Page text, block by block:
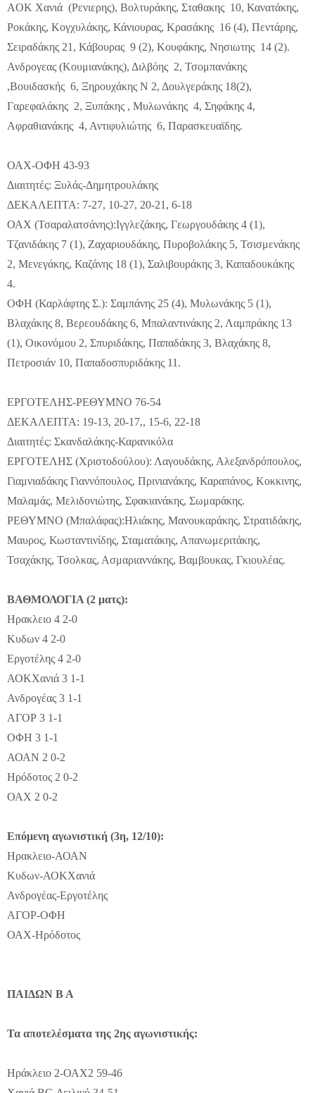
ΑOK Χανιά (Ρενιερης), Βολτυράκης, Σταθακης 10, Κανατάκης,
Ροκάκης, Κογχυλάκης, Κάνιουρας, Κρασάκης 16 (4), Πεντάρης,
Σειραδάκης 21, Κάβουρας 9 (2), Κουφάκης, Νησιωτης 14 (2).
Ανδρογεας (Κουμιανάκης), Διλβόης 2, Τσομπανάκης
,Βουιδασκής 6, Ξηρουχάκης Ν 2, Δουλγεράκης 18(2),
Γαρεφαλάκης 2, Ξυπάκης , Μυλωνάκης 4, Σηφάκης 4,
Αφραθιανάκης 4, Αντιφυλιώτης 6, Παρασκευαϊδης.
ΟΑΧ-ΟΦΗ 43-93
Διαιτητές: Ξυλάς-Δημητρουλάκης
ΔΕΚΑΛΕΠΤΑ: 7-27, 10-27, 20-21, 6-18
ΟΑΧ (Τσαραλατσάνης):Ιγγλεζάκης, Γεωργουδάκης 4 (1),
Τζανιδάκης 7 (1), Ζαχαριουδάκης, Πυροβολάκης 5, Τσισμενάκης
2, Μενεγάκης, Καζάνης 18 (1), Σαλιβουράκης 3, Καπαδουκάκης
4.
ΟΦΗ (Καρλάφτης Σ.): Σαμπάνης 25 (4), Μυλωνάκης 5 (1),
Βλαχάκης 8, Βερεουδάκης 6, Μπαλαντινάκης 2, Λαμπράκης 13
(1), Οικονόμου 2, Σπυριδάκης, Παπαδάκης 3, Βλαχάκης 8,
Πετροσιάν 10, Παπαδοσπυριδάκης 11.
ΕΡΓΟΤΕΛΗΣ-ΡΕΘΥΜΝΟ 76-54
ΔΕΚΑΛΕΠΤΑ: 19-13, 20-17,, 15-6, 22-18
Διαιτητές: Σκανδαλάκης-Καρανικόλα
ΕΡΓΟΤΕΛΗΣ (Χριστοδούλου): Λαγουδάκης, Αλεξανδρόπουλος,
Γιαμνιαδάκης Γιαννόπουλος, Πρινιανάκης, Καραπάνος, Κοκκινης,
Μαλαμάς, Μελιδονιώτης, Σφακιανάκης, Σωμαράκης.
ΡΕΘΥΜΝΟ (Μπαλάφας):Ηλιάκης, Μανουκαράκης, Στρατιδάκης,
Μαυρος, Κωσταντινίδης, Σταματάκης, Απανωμεριτάκης,
Τσαχάκης, Τσολκας, Ασμαριαννάκης, Βαμβουκας, Γκιουλέας.
ΒΑΘΜΟΛΟΓΙΑ (2 ματς):
Ηρακλειο 4 2-0
Κυδων 4 2-0
Εργοτέλης 4 2-0
ΑΟΚΧανιά 3 1-1
Ανδρογέας 3 1-1
ΑΓΟΡ 3 1-1
ΟΦΗ 3 1-1
ΑΟΑΝ 2 0-2
Ηρόδοτος 2 0-2
ΟΑΧ 2 0-2
Επόμενη αγωνιστική (3η, 12/10):
Ηρακλειο-ΑΟΑΝ
Κυδων-ΑΟΚΧανιά
Ανδρογέας-Εργοτέλης
ΑΓΟΡ-ΟΦΗ
ΟΑΧ-Ηρόδοτος
ΠΑΙΔΩΝ Β Α
Τα αποτελέσματα της 2ης αγωνιστικής:
Ηράκλειο 2-ΟΑΧ2 59-46